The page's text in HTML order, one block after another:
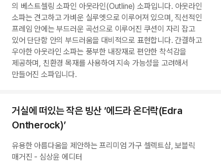
의 베스트셀링 소파인 아웃라인(Outline) 소파입니다. 아웃라인
소파는 견고하고 가벼운 실루엣으로 이루어져 있으며, 직선적인
프레임 안에는 부드러운 곡선으로 이루어진 쿠션이 자리 잡고
있어 단단함 안의 부드러움을 대비적으로 표현합니다. 간결하고
우아한 아웃라인 소파는 풍부한 내장재로 편안한 착석감을
제공하며, 친환경 목재를 사용하여 지속 가능성을 고려해서
만들어진 소파입니다.
거실에 떠있는 작은 빙산 ’에드라 온더락(Edra
Ontherock)’
유용한 아름다움을 제안하는 프리미엄 가구 셀렉트샵, 보블릭
매거진 - 심상윤 에디터